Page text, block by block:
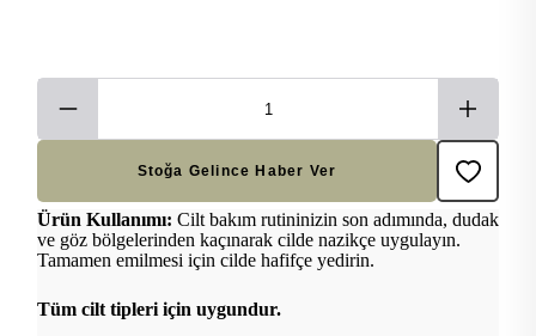
Stoğa Gelince Haber Ver
Ürün Kullanımı: Cilt bakım rutininizin son adımında, dudak
ve göz bölgelerinden kaçınarak cilde nazikçe uygulayın.
Tamamen emilmesi için cilde hafifçe yedirin.
Tüm cilt tipleri için uygundur.